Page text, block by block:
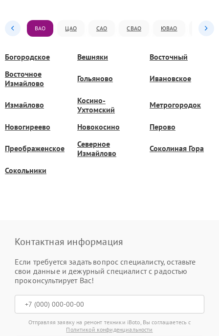
ВАО ЦАО САО СВАО ЮВАО ЮАО
Богородское Вешняки
Восточный
Восточное
Измайлово
Гольяново Ивановское
Измайлово
Косино-
Ухтомский
Метрогородок
Новогиреево Новокосино Перово
Преображенское
Северное
Измайлово
Соколиная Гора
Сокольники
Контактная информация
Если требуется задать вопрос специалисту, оставьте
свои данные и дежурный специалист с радостью
проконсультирует Вас!
Отправляя заявку на ремонт техники iBoto, Вы соглашаетесь с
Политикой конфиденциальности